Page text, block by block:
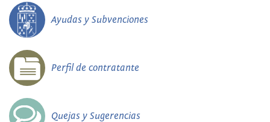
Ayudas y Subvenciones
Perfil de contratante
Quejas y Sugerencias